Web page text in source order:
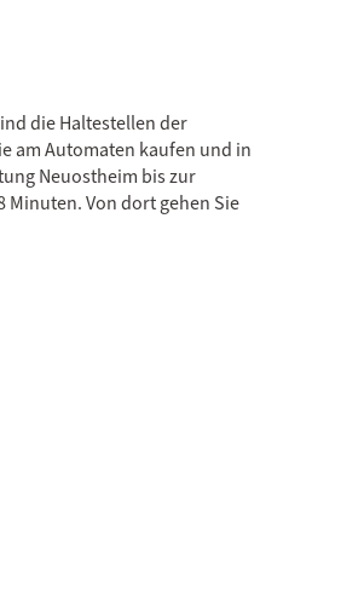
die Haltestellen der
am Automaten kaufen und in
Neuostheim bis zur
Von dort gehen Sie